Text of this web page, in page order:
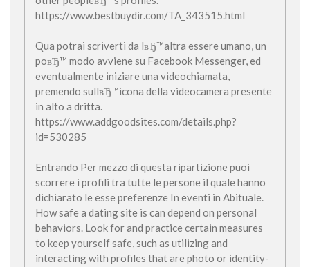
https://www.bestbuydir.com/TA_343515.html
Qua potrai scriverti da lвЂ™altra essere umano, un
poвЂ™ modo avviene su Facebook Messenger, ed
eventualmente iniziare una videochiamata,
premendo sullвЂ™icona della videocamera presente
in alto a dritta.
https://www.addgoodsites.com/details.php?
id=530285
Entrando Per mezzo di questa ripartizione puoi
scorrere i profili tra tutte le persone il quale hanno
dichiarato le esse preferenze In eventi in Abituale.
How safe a dating site is can depend on personal
behaviors. Look for and practice certain measures
to keep yourself safe, such as utilizing and
interacting with profiles that are photo or identity-